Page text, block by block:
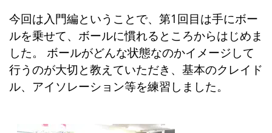
今回は入門編ということで、第1回目は手にボー
ルを乗せて、ボールに慣れるところからはじめま
した。 ボールがどんな状態なのかイメージして
行うのが大切と教えていただき、基本のクレイド
ル、アイソレーション等を練習しました。